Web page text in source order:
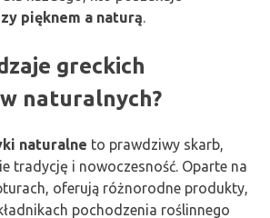
pięknem a naturą.
greckich
naturalnych?
naturalne to prawdziwy skarb,
tradycję i nowoczesność. Oparte na
oferują różnorodne produkty,
pochodzenia roślinnego